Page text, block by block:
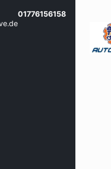
01776156158